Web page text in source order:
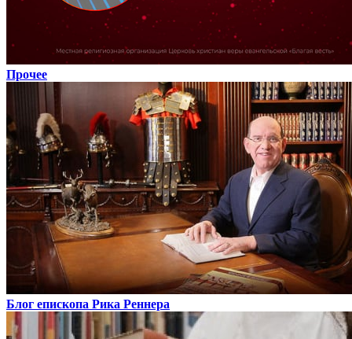
Прочее
Блог епископа Рика Реннера